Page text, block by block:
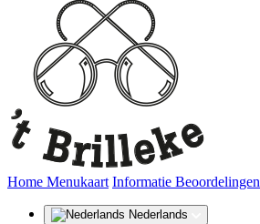
Home (huidige)
Menukaart Informatie Beoordelingen
Nederlands